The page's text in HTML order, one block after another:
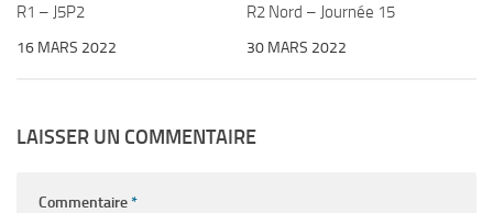
R1 – J5P2
16 MARS 2022
R2 Nord – Journée 15
30 MARS 2022
LAISSER UN COMMENTAIRE
Commentaire*